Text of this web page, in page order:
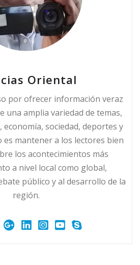
Oriental
por ofrecer información veraz
una amplia variedad de temas,
sociedad, deportes y
es mantener a los lectores bien
los acontecimientos más
a nivel local como global,
público y al desarrollo de la
región.